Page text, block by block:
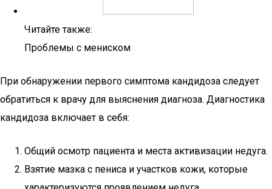
Читайте также:
Проблемы с мениском
При обнаружении первого симптома кандидоза следует
обратиться к врачу для выяснения диагноза. Диагностика
кандидоза включает в себя:
Общий осмотр пациента и места активизации недуга.
Взятие мазка с пениса и участков кожи, которые